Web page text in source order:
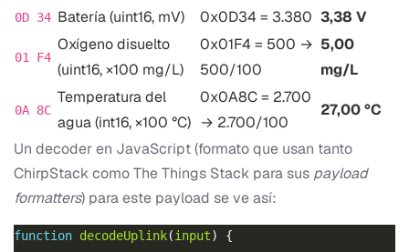
0D 34 Batería (uint16, mV) 0x0D34 = 3.380 3,38 V
01 F4
Oxígeno disuelto
(uint16, ×100 mg/L)
0x01F4 = 500 →
500/100
5,00
mg/L
0A 8C
Temperatura del
agua (int16, ×100 °C)
0x0A8C = 2.700
→ 2.700/100
27,00 °C
Un decoder en JavaScript (formato que usan tanto
ChirpStack como The Things Stack para sus payload
formatters) para este payload se ve así:
function decodeUplink(input